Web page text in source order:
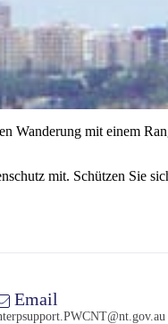
Wanderung mit einem
mit. Schützen Sie
Email